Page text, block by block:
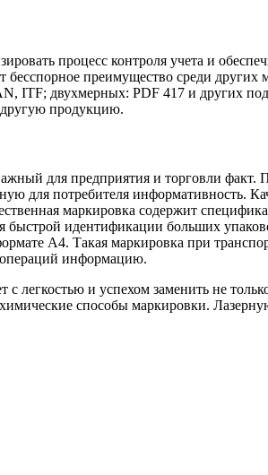
процесс контроля учета и
преимущество среди
ITF; двухмерных: PDF 417 и других
продукцию.
для предприятия и торговли
для потребителя информативность.
маркировка содержит
идентификации больших
А4. Такая маркировка при
операций информацию.
с легкостью и успехом заменить не
способы маркировки.